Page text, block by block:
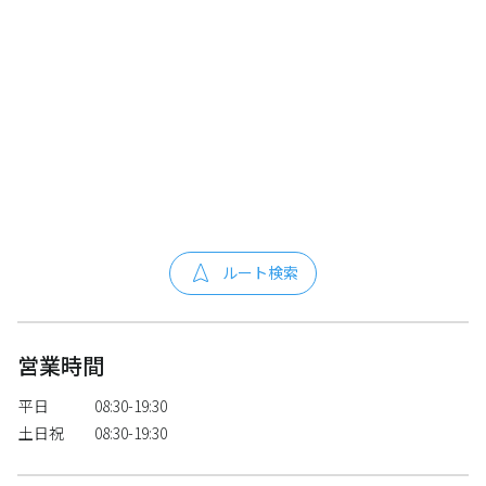
ルート検索
営業時間
平日
08:30-19:30
土日祝
08:30-19:30